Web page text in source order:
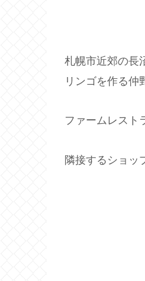
札幌市近郊の長
リンゴを作る仲
ファームレスト
隣接するショッ